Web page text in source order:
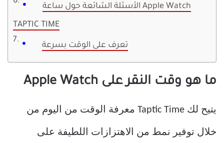
الأسئلة الشائعة حول ساعة Apple Watch
TAPTIC TIME
تعرف على الوقت بسرعة
ما هو وقت النقر على Apple Watch
يتيح لك Taptic Time معرفة الوقت من اليوم من
خلال توفير نمط من الاهتزازات اللطيفة على